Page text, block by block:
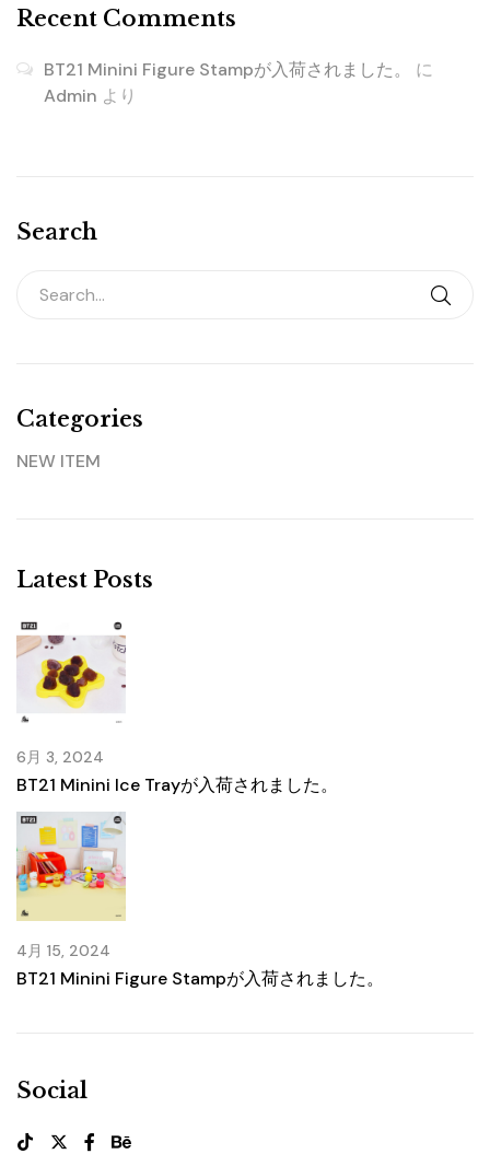
Recent Comments
BT21 Minini Figure Stampが入荷されました。
に
Admin より
Search
Categories
NEW ITEM
Latest Posts
6月 3, 2024
BT21 Minini Ice Trayが入荷されました。
4月 15, 2024
BT21 Minini Figure Stampが入荷されました。
Social